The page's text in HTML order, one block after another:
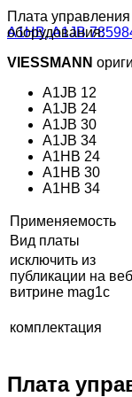
Плата
оборудования:
VIESSMANN
A1JB 12
A1JB 24
A1JB 30
A1JB 34
A1HB 24
A1HB 30
A1HB 34
Применяемость
Вид платы
исключить из
публикации на
витрине mag1c
комплектация
Плата